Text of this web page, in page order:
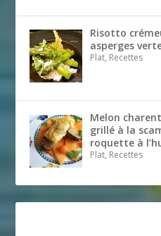
Risotto
asperges
Plat, Recettes
Melon
grillé à la
roquette à
Plat, Recettes